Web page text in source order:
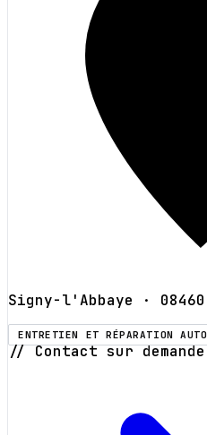
Signy-l'Abbaye · 08460
ENTRETIEN ET RÉPARATION AUTO
// Contact sur demande